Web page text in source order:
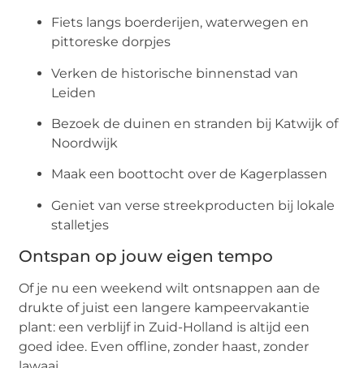
Fiets langs boerderijen, waterwegen en
pittoreske dorpjes
Verken de historische binnenstad van
Leiden
Bezoek de duinen en stranden bij Katwijk of
Noordwijk
Maak een boottocht over de Kagerplassen
Geniet van verse streekproducten bij lokale
stalletjes
Ontspan op jouw eigen tempo
Of je nu een weekend wilt ontsnappen aan de
drukte of juist een langere kampeervakantie
plant: een verblijf in Zuid-Holland is altijd een
goed idee. Even offline, zonder haast, zonder